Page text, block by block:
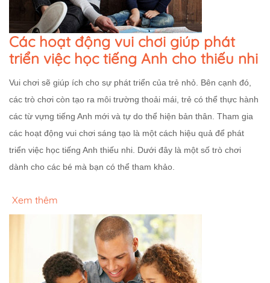
Các hoạt động vui chơi giúp phát
triển việc học tiếng Anh cho thiếu nhi
Vui chơi sẽ giúp ích cho sự phát triển của trẻ nhỏ. Bên cạnh đó,
các trò chơi còn tạo ra môi trường thoải mái, trẻ có thể thực hành
các từ vựng tiếng Anh mới và tự do thể hiện bản thân. Tham gia
các hoạt động vui chơi sáng tạo là một cách hiệu quả để phát
triển việc học tiếng Anh thiếu nhi. Dưới đây là một số trò chơi
dành cho các bé mà bạn có thể tham khảo.
Xem thêm